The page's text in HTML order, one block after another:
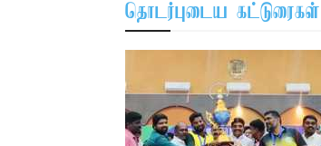
தொடர்புடைய கட்டுரைகள்